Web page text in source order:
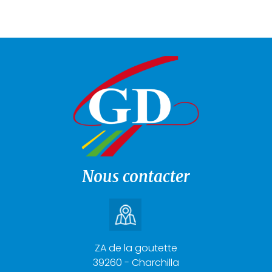
Nous contacter
ZA de la goutette
39260 - Charchilla